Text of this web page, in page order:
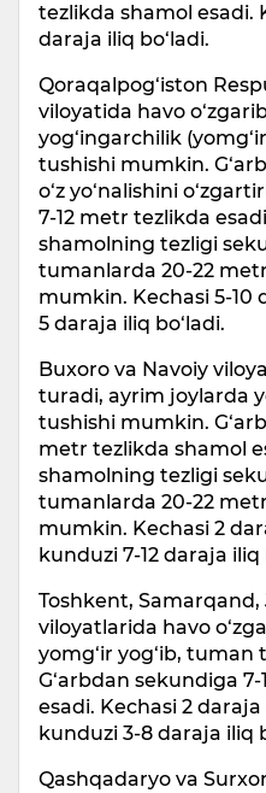
tezlikda shamol esadi.
daraja iliq bo‘ladi.
Qoraqalpog‘iston
viloyatida havo
yog‘ingarchilik
tushishi mumkin.
o‘z yo‘nalishini
7-12 metr tezlikda
shamolning tezligi
tumanlarda 20-22
mumkin. Kechasi 5-10
5 daraja iliq bo‘ladi.
Buxoro va Navoiy
turadi, ayrim joylarda
tushishi mumkin.
metr tezlikda shamol
shamolning tezligi
tumanlarda 20-22
mumkin. Kechasi 2
kunduzi 7-12 daraja iliq
Toshkent, Samarqand,
viloyatlarida havo
yomg‘ir yog‘ib,
G‘arbdan sekundiga
esadi. Kechasi 2
kunduzi 3-8 daraja iliq
Qashqadaryo va